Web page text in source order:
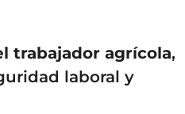
trabajador agrícola,
laboral y